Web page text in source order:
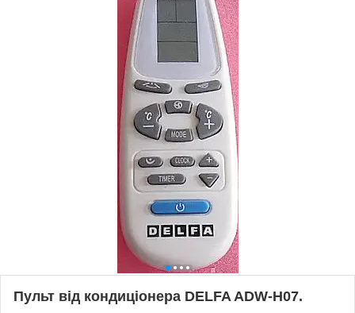
Пульт від кондиціонера DELFA ADW-H07.